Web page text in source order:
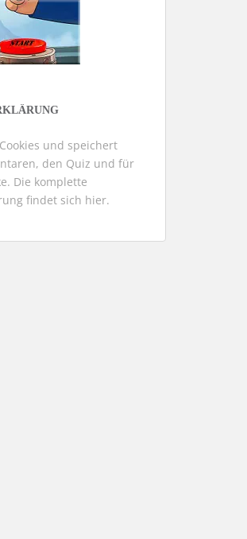
und speichert
den Quiz und für
Die komplette
findet sich hier.